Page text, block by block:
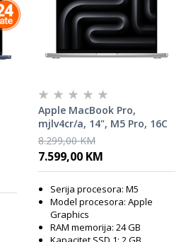
Apple MacBook Pro,
mjlv4cr/a, 14", M5 Pro, 16C
GPU, 24GB RAM, 2TB SSD,
Silver, laptop
8.299,00 KM
7.599,00 KM
Serija procesora: M5
Model procesora: Apple
Graphics
RAM memorija: 24 GB